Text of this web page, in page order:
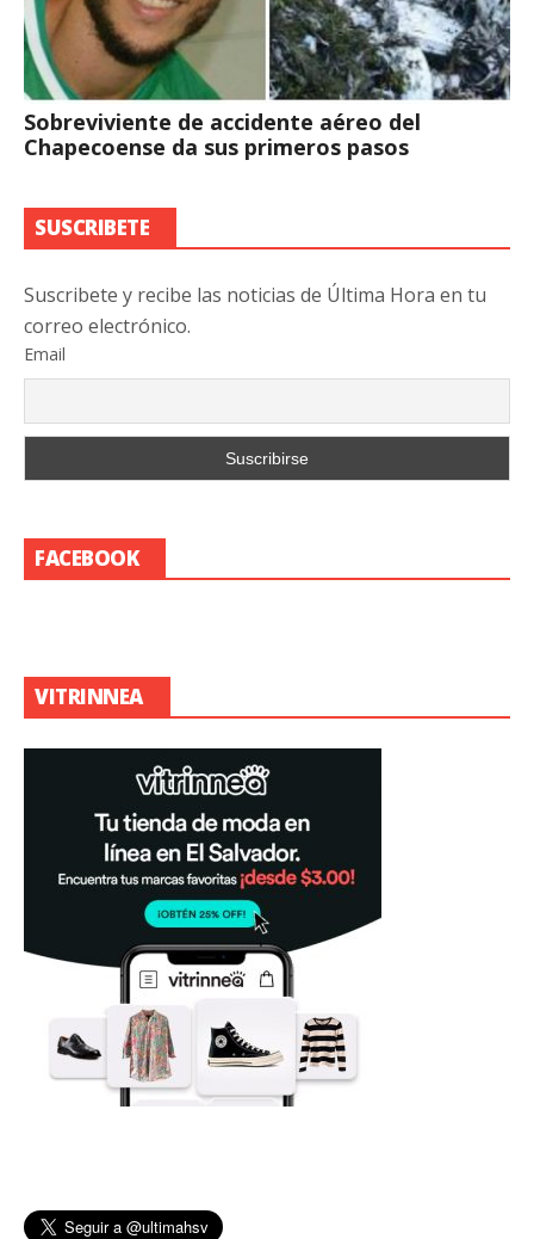
Sobreviviente de accidente aéreo del
Chapecoense da sus primeros pasos
SUSCRIBETE
Suscribete y recibe las noticias de Última Hora en tu
correo electrónico.
Email
FACEBOOK
VITRINNEA